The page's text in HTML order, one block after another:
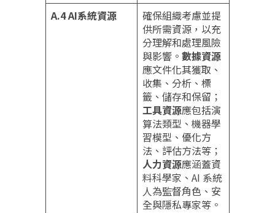
A.4 AI系統資源
確保組織考慮並提
供所需資源，以充
分理解和處理風險
與影響。 數據資源
應文件化其獲取、
收集、分析、標
籤、儲存和保留；
工具資源應包括演
算法類型、機器學
習模型、優化方
法、評估方法等；
人力資源應涵蓋資
料科學家、AI 系統
人為監督角色、安
全與隱私專家等。